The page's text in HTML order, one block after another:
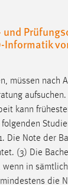
und
Informatik
müssen nach
aufsuchen.
kann
Die Note der
(3) Die
wenn in
mindestens die